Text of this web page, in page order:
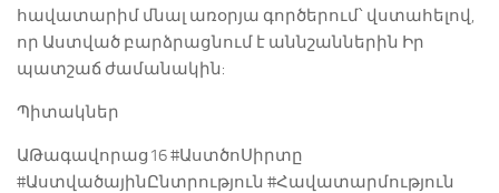
հավատարիմ մնալ առօրյա գործերում՝ վստահելով,
որ Աստված բարձրացնում է աննշաններին Իր
պատշաճ ժամանակին:
Պիտակներ
ԱԹագավորաց16 #ԱստծոՍիրտը
#ԱստվածայինԸնտրություն #Հավատարմություն